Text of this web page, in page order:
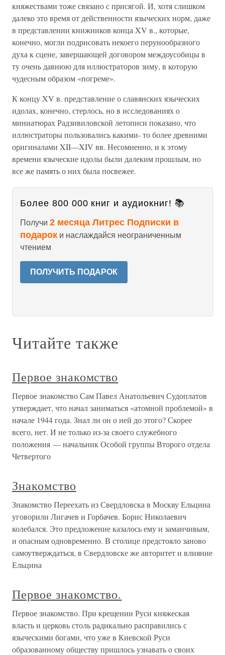
княжествами тоже связано с присягой. И, хотя слишком
далеко это время от действенности языческих норм, даже
в представлении книжников конца XV в., которые,
конечно, могли подрисовать некоего перунообразного
духа к сцене, завершающей договором междоусобицы в
ту очень давнюю для иллюстраторов зиму, в которую
чудесным образом «погреме».
К концу XV в. представление о славянских языческих
идолах, конечно, стерлось, но в исследованиях о
миниатюрах Радзивиловской летописи показано, что
иллюстраторы пользовались какими- то более древними
оригиналами XII—XIV вв. Несомненно, и к этому
времени языческие идолы были далеким прошлым, но
все же память о них была посвежее.
Более 800 000 книг и аудиокниг! 📚
Получи 2 месяца Литрес Подписки в
подарок и наслаждайся неограниченным
чтением
ПОЛУЧИТЬ ПОДАРОК
Читайте также
Первое знакомство
Первое знакомство Сам Павел Анатольевич Судоплатов
утверждает, что начал заниматься «атомной проблемой» в
начале 1944 года. Знал ли он о ней до этого? Скорее
всего, нет. И не только из-за своего служебного
положения — начальник Особой группы Второго отдела
Четвертого
Знакомство
Знакомство Переехать из Свердловска в Москву Ельцина
уговорили Лигачев и Горбачев. Борис Николаевич
колебался. Это предложение казалось ему и заманчивым,
и опасным одновременно. В столице предстояло заново
самоутверждаться, в Свердловске же авторитет и влияние
Ельцина
Первое знакомство.
Первое знакомство. При крещении Руси княжеская
власть и церковь столь радикально расправились с
языческими богами, что уже в Киевской Руси
образованному обществу пришлось узнавать о своих